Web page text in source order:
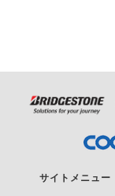
サイトメニュー